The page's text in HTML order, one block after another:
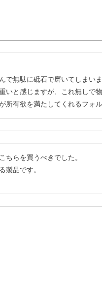
で無駄に砥石で磨いてしまい
いと感じますが、これ無しで
所有欲を満たしてくれるフォ
ちらを買うべきでした。
製品です。